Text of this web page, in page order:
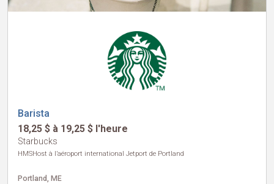
Barista
18,25 $ à 19,25 $ l'heure
Starbucks
HMSHost à l’aéroport international Jetport de Portland
Portland, ME